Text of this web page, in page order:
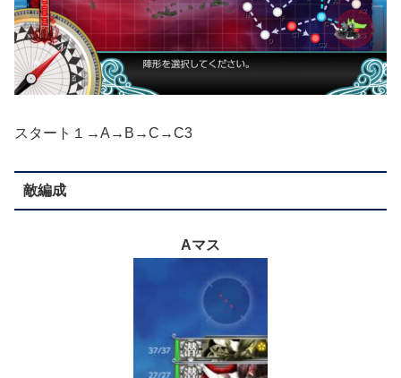
スタート１→A→B→C→C3
敵編成
Aマス